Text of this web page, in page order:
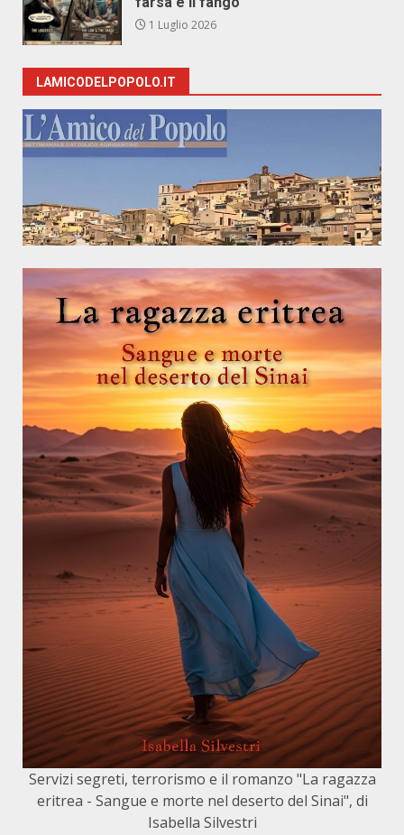
1 Luglio 2026
LAMICODELPOPOLO.IT
Servizi segreti, terrorismo e il romanzo "La ragazza
eritrea - Sangue e morte nel deserto del Sinai", di
Isabella Silvestri